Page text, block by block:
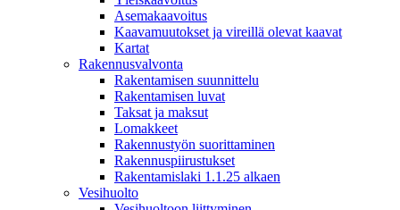
Asemakaavoitus
Kaavamuutokset ja vireillä olevat kaavat
Kartat
Rakennusvalvonta
Rakentamisen suunnittelu
Rakentamisen luvat
Taksat ja maksut
Lomakkeet
Rakennustyön suorittaminen
Rakennuspiirustukset
Rakentamislaki 1.1.25 alkaen
Vesihuolto